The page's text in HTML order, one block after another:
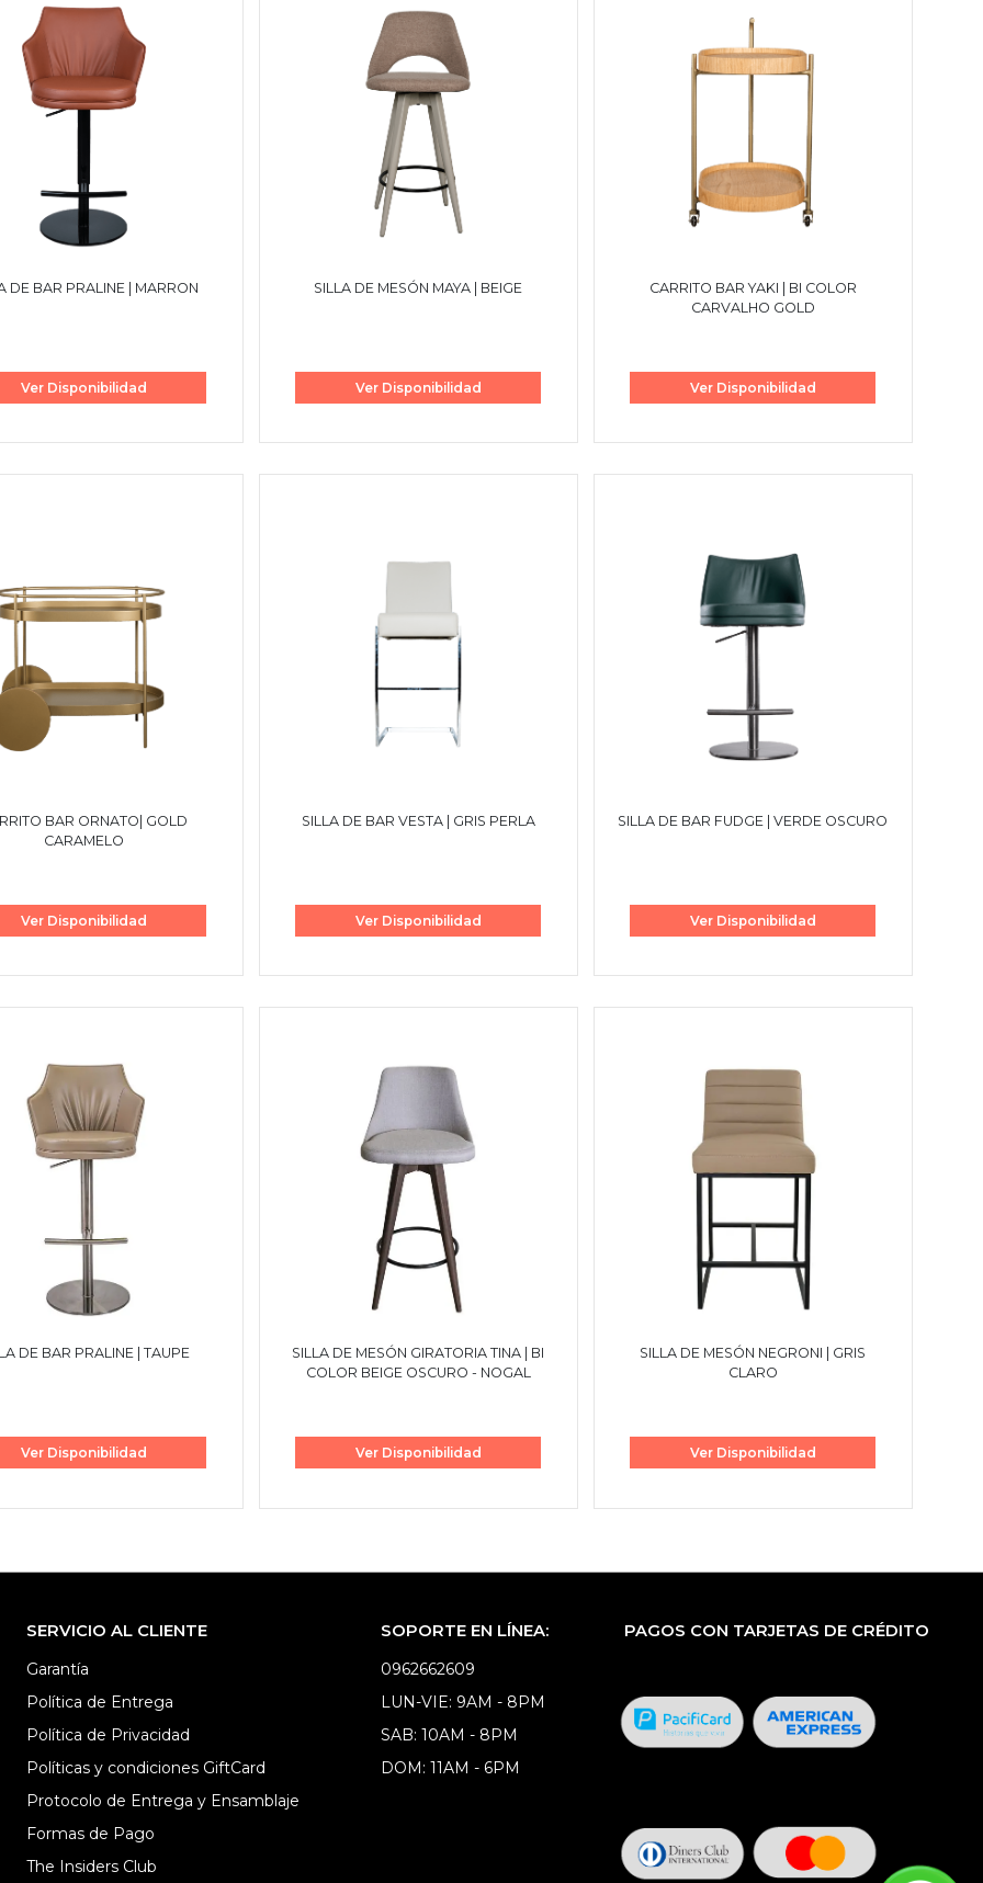
DE BAR PRALINE | MARRON
Ver Disponibilidad
SILLA DE MESÓN MAYA | BEIGE
Ver Disponibilidad
CARRITO BAR YAKI | BI COLOR
CARVALHO GOLD
Ver Disponibilidad
BAR ORNATO| GOLD
CARAMELO
Ver Disponibilidad
SILLA DE BAR VESTA | GRIS PERLA
Ver Disponibilidad
SILLA DE BAR FUDGE | VERDE OSCURO
Ver Disponibilidad
DE BAR PRALINE | TAUPE
Ver Disponibilidad
SILLA DE MESÓN GIRATORIA TINA | BI
COLOR BEIGE OSCURO - NOGAL
Ver Disponibilidad
SILLA DE MESÓN NEGRONI | GRIS
CLARO
Ver Disponibilidad
SERVICIO AL CLIENTE
Garantía
Política de Entrega
Política de Privacidad
Políticas y condiciones GiftCard
Protocolo de Entrega y Ensamblaje
Formas de Pago
The Insiders Club
SOPORTE EN LÍNEA:
0962662609
LUN-VIE: 9AM - 8PM
SAB: 10AM - 8PM
DOM: 11AM - 6PM
PAGOS CON TARJETAS DE CRÉDITO